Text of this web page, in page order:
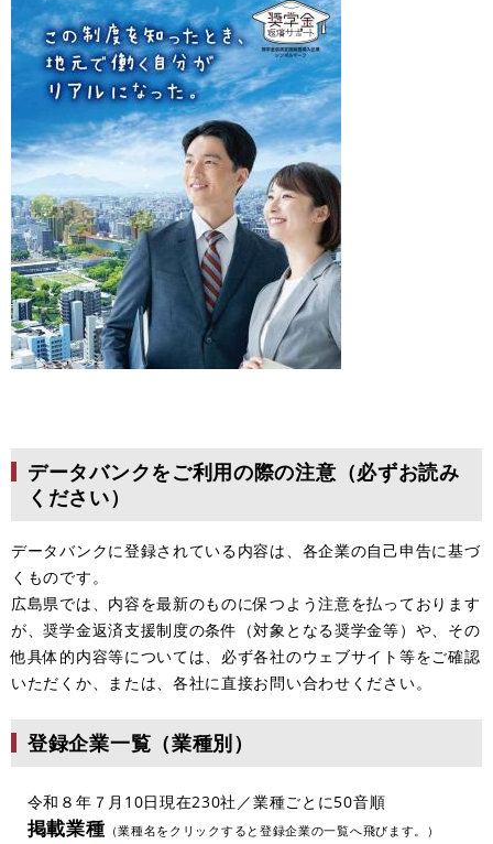
データバンクをご利用の際の注意（必ずお読み
ください）
データバンクに登録されている内容は、各企業の自己申告に基づ
くものです。
広島県では、内容を最新のものに保つよう注意を払っております
が、奨学金返済支援制度の条件（対象となる奨学金等）や、その
他具体的内容等については、必ず各社のウェブサイト等をご確認
いただくか、または、各社に直接お問い合わせください。
登録企業一覧（業種別）
令和８年７月10日現在230社／業種ごとに50音順
掲載業種 （業種名をクリックすると登録企業の一覧へ飛びます。）